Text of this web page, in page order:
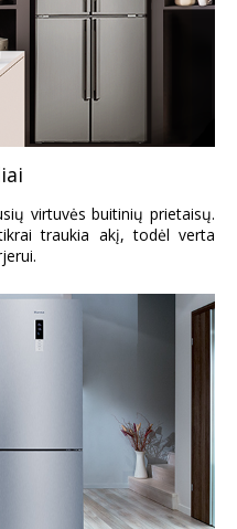
virtuvės buitinių prietaisų.
traukia akį, todėl verta